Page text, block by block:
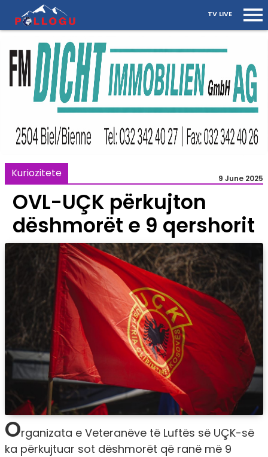
TV LIVE
Kuriozitete 9 June 2025
OVL-UÇK përkujton
dëshmorët e 9 qershorit
Organizata e Veteranëve të Luftës së UÇK-së
ka përkujtuar sot dëshmorët që ranë më 9